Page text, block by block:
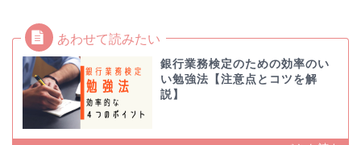
銀行業務検定のための効率のい
い勉強法【注意点とコツを解
説】